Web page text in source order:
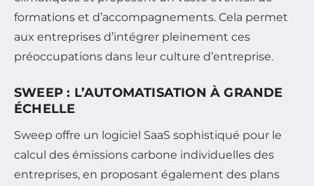
formations et d’accompagnements. Cela permet
aux entreprises d’intégrer pleinement ces
préoccupations dans leur culture d’entreprise.
SWEEP : L’AUTOMATISATION À GRANDE
ÉCHELLE
Sweep offre un logiciel SaaS sophistiqué pour le
calcul des émissions carbone individuelles des
entreprises, en proposant également des plans